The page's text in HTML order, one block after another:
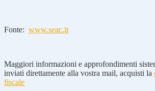
Fonte: www.seac.it
Maggiori informazioni e approfondimenti
inviati direttamente alla vostra mail, acquisti la
fiscale